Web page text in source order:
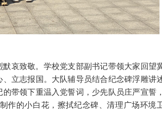
哀致敬。学校党支部副书记带领大家回望
立志报国。大队辅导员结合纪念碑浮雕讲
带领下重温入党誓词，少先队员庄严宣誓
作的小白花，擦拭纪念碑、清理广场环境